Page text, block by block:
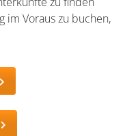
an
bis hin zu
wie Belfast,
gute Auswahl an